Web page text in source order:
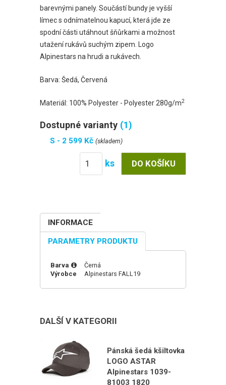
barevnými panely. Součástí bundy je vyšší
límec s odnímatelnou kapucí, která jde ze
spodní části utáhnout šňůrkami a možnost
utažení rukávů suchým zipem. Logo
Alpinestars na hrudi a rukávech.
Barva: Šedá, Červená
Materiál: 100% Polyester - Polyester 280g/m2
Dostupné varianty (1)
S - 2 599 Kč (skladem)
ks
INFORMACE
PARAMETRY PRODUKTU
Barva
Černá
Výrobce
Alpinestars FALL19
DALŠÍ V KATEGORII
Pánská šedá kšiltovka
LOGO ASTAR
Alpinestars 1039-
81003 1820